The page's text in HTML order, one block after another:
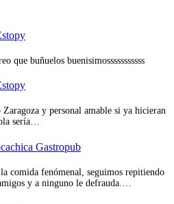
que buñuelos buenisimosssssssssss
y personal amable si ya hicieran
sería…
Gastropub
comida fenómenal, seguimos repitiendo
y a ninguno le defrauda.…